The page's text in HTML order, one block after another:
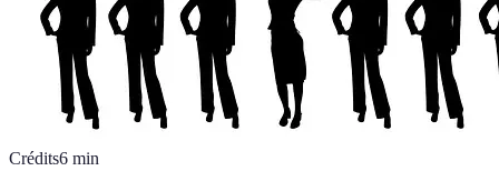
Crédits6 min